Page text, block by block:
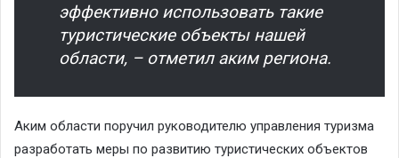
эффективно использовать такие
туристические объекты нашей
области, – отметил аким региона.
Аким области поручил руководителю управления туризма
разработать меры по развитию туристических объектов